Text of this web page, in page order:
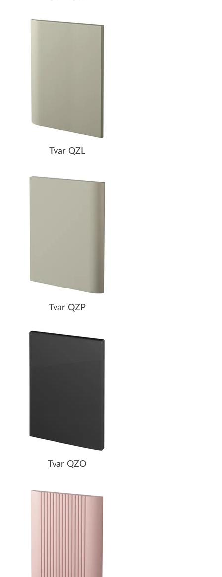
Tvar QZL
Tvar QZP
Tvar QZO